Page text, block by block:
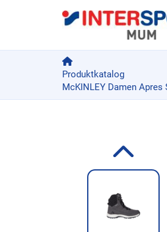
Produktkatalog
McKINLEY Damen Apres
Zur Produktbeschreibung springen